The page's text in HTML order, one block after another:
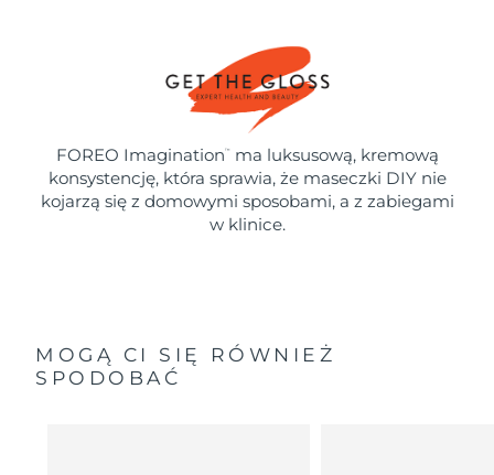
FOREO Imagination ™
ma luksusową, kremową
konsystencję, która sprawia, że maseczki DIY nie
kojarzą się z domowymi sposobami, a z zabiegami
w klinice.
MOGĄ CI SIĘ RÓWNIEŻ
SPODOBAĆ